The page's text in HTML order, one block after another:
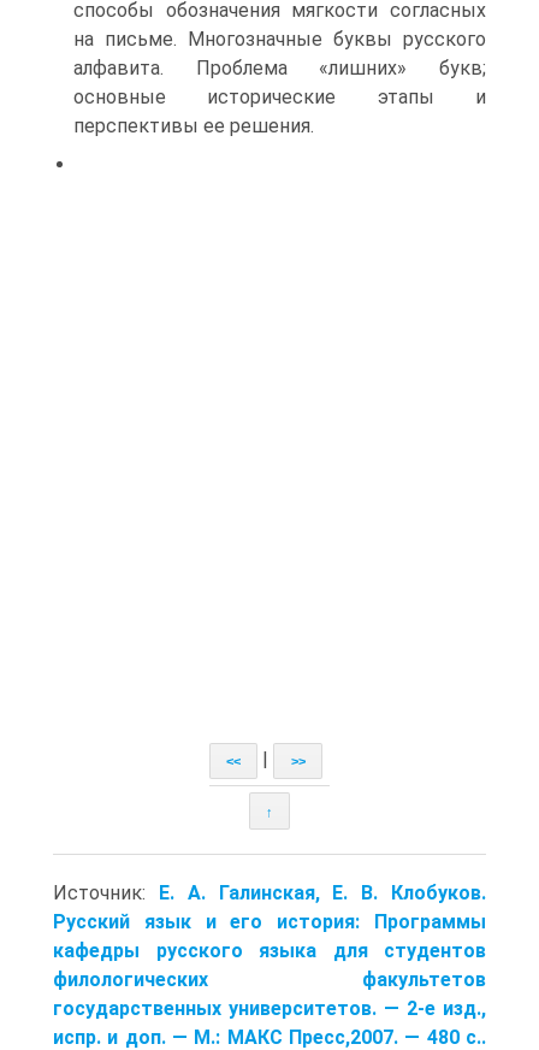
способы обозначения мягкости согласных
на письме. Многозначные буквы русского
алфавита. Проблема «лишних» букв;
основные исторические этапы и
перспективы ее решения.
<< >>
↑
Источник: Е. А. Галинская, Е. В. Клобуков.
Русский язык и его история: Программы
кафедры русского языка для студентов
филологических факультетов
государственных университетов. — 2-е изд.,
испр. и доп. — М.: МАКС Пресс,2007. — 480 с..